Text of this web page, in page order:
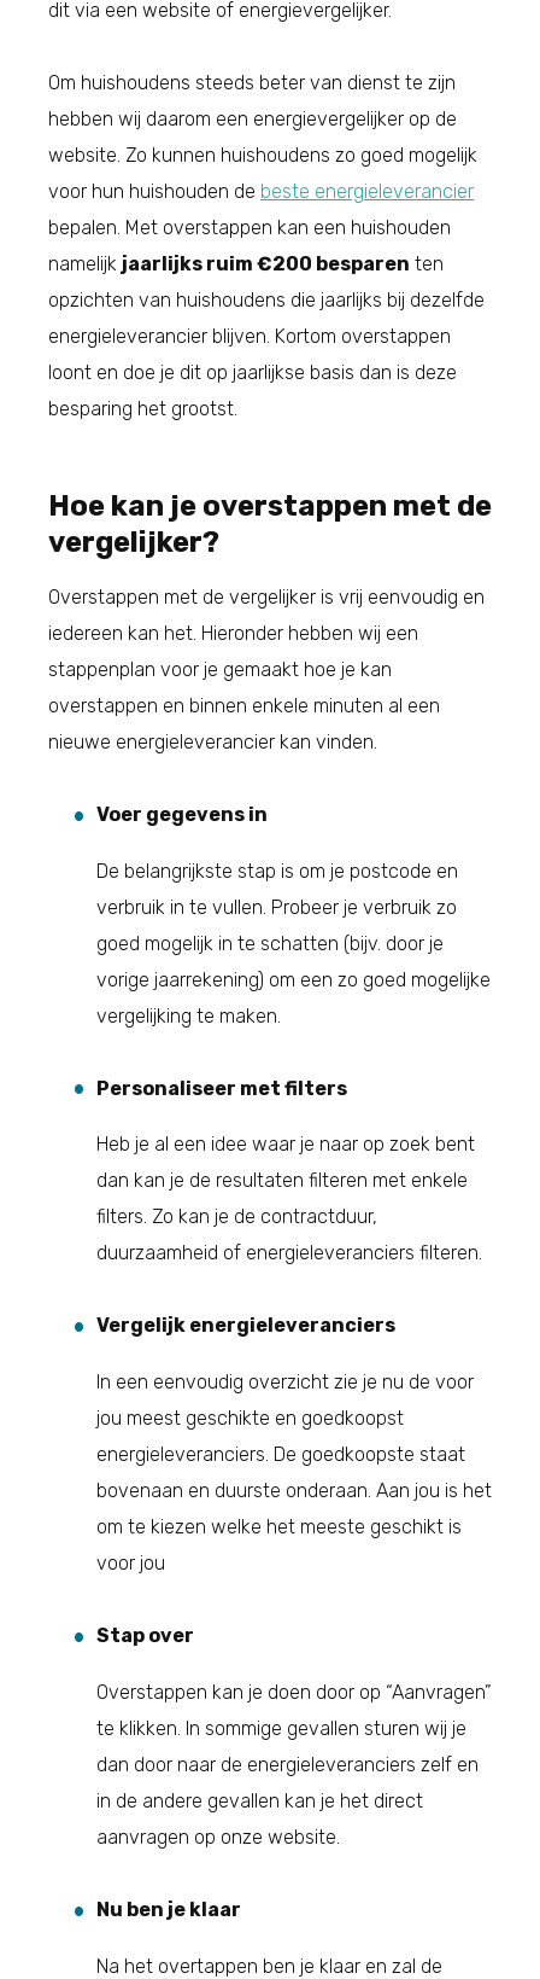
dit via een website of energievergelijker.
Om huishoudens steeds beter van dienst te zijn
hebben wij daarom een energievergelijker op de
website. Zo kunnen huishoudens zo goed mogelijk
voor hun huishouden de beste energieleverancier
bepalen. Met overstappen kan een huishouden
namelijk jaarlijks ruim €200 besparen ten
opzichten van huishoudens die jaarlijks bij dezelfde
energieleverancier blijven. Kortom overstappen
loont en doe je dit op jaarlijkse basis dan is deze
besparing het grootst.
Hoe kan je overstappen met de
vergelijker?
Overstappen met de vergelijker is vrij eenvoudig en
iedereen kan het. Hieronder hebben wij een
stappenplan voor je gemaakt hoe je kan
overstappen en binnen enkele minuten al een
nieuwe energieleverancier kan vinden.
Voer gegevens in
De belangrijkste stap is om je postcode en
verbruik in te vullen. Probeer je verbruik zo
goed mogelijk in te schatten (bijv. door je
vorige jaarrekening) om een zo goed mogelijke
vergelijking te maken.
Personaliseer met filters
Heb je al een idee waar je naar op zoek bent
dan kan je de resultaten filteren met enkele
filters. Zo kan je de contractduur,
duurzaamheid of energieleveranciers filteren.
Vergelijk energieleveranciers
In een eenvoudig overzicht zie je nu de voor
jou meest geschikte en goedkoopst
energieleveranciers. De goedkoopste staat
bovenaan en duurste onderaan. Aan jou is het
om te kiezen welke het meeste geschikt is
voor jou
Stap over
Overstappen kan je doen door op “Aanvragen”
te klikken. In sommige gevallen sturen wij je
dan door naar de energieleveranciers zelf en
in de andere gevallen kan je het direct
aanvragen op onze website.
Nu ben je klaar
Na het overtappen ben je klaar en zal de